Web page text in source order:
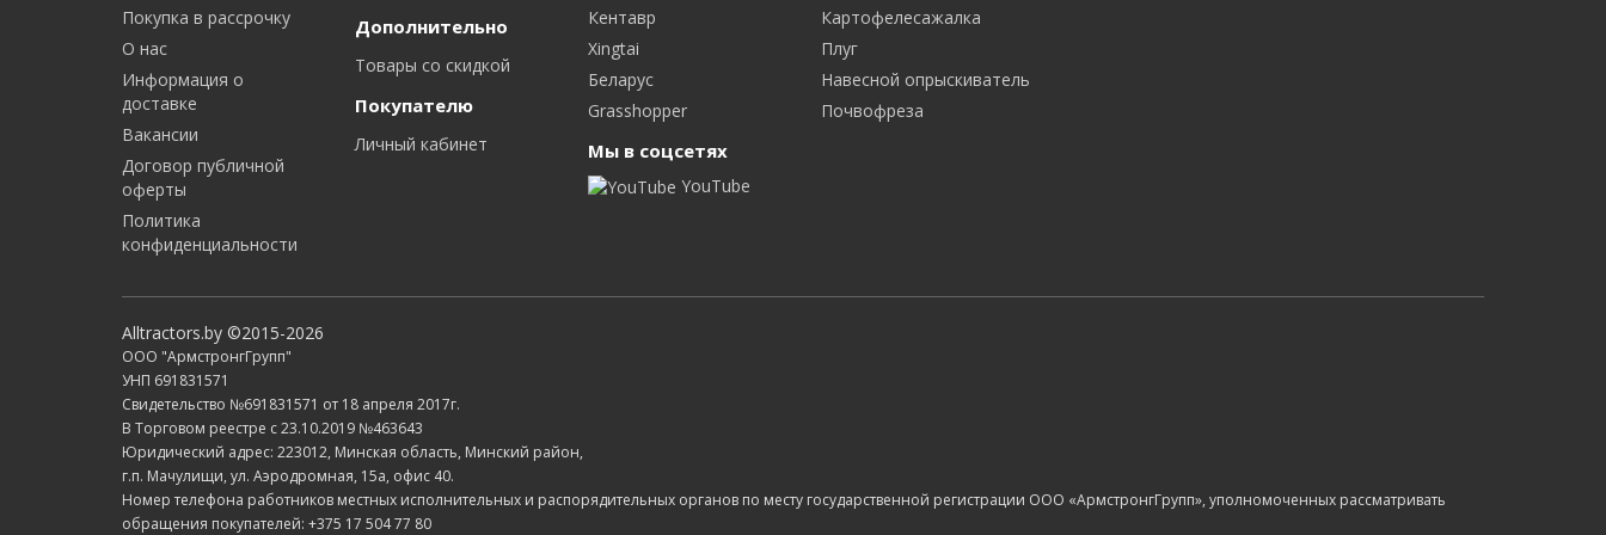
асфальту, так и по
бездорожью, под нагрузкой и
без.
Покупка в рассрочку
О нас
Информация о
доставке
Вакансии
Договор публичной
оферты
Политика
конфиденциальности
Дополнительно
Товары со скидкой
Покупателю
Личный кабинет
Кентавр
Xingtai
Беларус
Grasshopper
Картофелесажалка
Плуг
Навесной опрыскиватель
Почвофреза
Мы в соцсетях
YouTube
Alltractors.by ©2015-2026
ООО "АрмстронгГрупп"
УНП 691831571
Свидетельство №691831571 от 18 апреля 2017г.
В Торговом реестре с 23.10.2019 №463643
Юридический адрес: 223012, Минская область, Минский район,
г.п. Мачулищи, ул. Аэродромная, 15а, офис 40.
Номер телефона работников местных исполнительных и распорядительных органов по месту государственной регистрации ООО «АрмстронгГрупп», уполномоченных рассматривать
обращения покупателей: +375 17 504 77 80